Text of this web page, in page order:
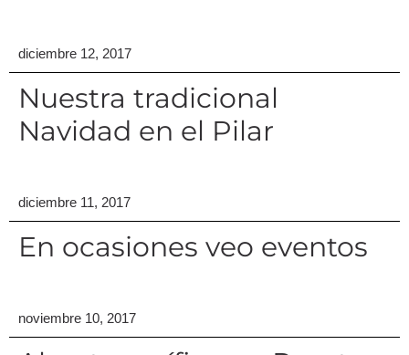
diciembre 12, 2017
Nuestra tradicional
Navidad en el Pilar
diciembre 11, 2017
En ocasiones veo eventos
noviembre 10, 2017